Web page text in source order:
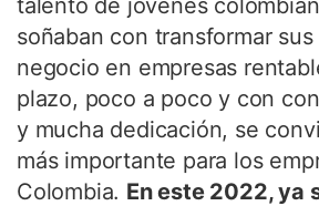
soñaban con transformar
negocio en empresas
plazo, poco a poco y con
y mucha dedicación, se
más importante para los
Colombia. En este 2022, ya